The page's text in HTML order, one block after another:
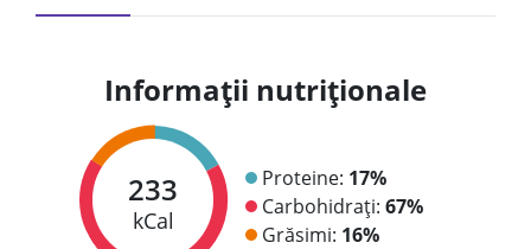
Informații nutriționale
233
kCal
Proteine: 17%
Carbohidrați: 67%
Grăsimi: 16%